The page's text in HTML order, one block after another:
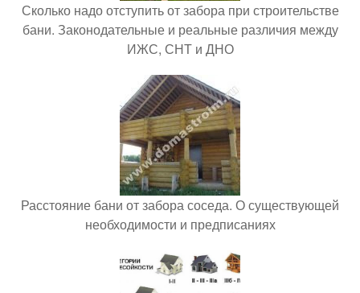
Сколько надо отступить от забора при строительстве
бани. Законодательные и реальные различия между
ИЖС, СНТ и ДНО
Расстояние бани от забора соседа. О существующей
необходимости и предписаниях